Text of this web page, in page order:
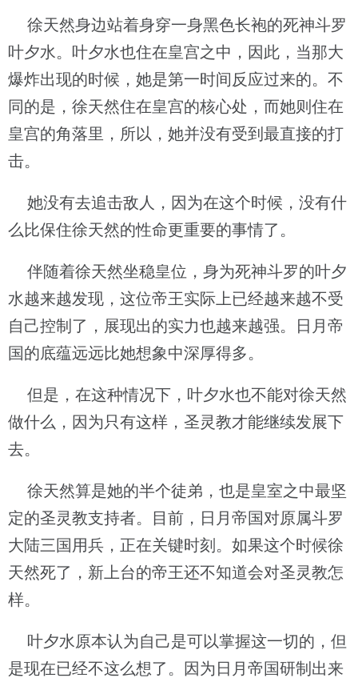
徐天然身边站着身穿一身黑色长袍的死神斗罗
叶夕水。叶夕水也住在皇宫之中，因此，当那大
爆炸出现的时候，她是第一时间反应过来的。不
同的是，徐天然住在皇宫的核心处，而她则住在
皇宫的角落里，所以，她并没有受到最直接的打
击。
她没有去追击敌人，因为在这个时候，没有什
么比保住徐天然的性命更重要的事情了。
伴随着徐天然坐稳皇位，身为死神斗罗的叶夕
水越来越发现，这位帝王实际上已经越来越不受
自己控制了，展现出的实力也越来越强。日月帝
国的底蕴远远比她想象中深厚得多。
但是，在这种情况下，叶夕水也不能对徐天然
做什么，因为只有这样，圣灵教才能继续发展下
去。
徐天然算是她的半个徒弟，也是皇室之中最坚
定的圣灵教支持者。目前，日月帝国对原属斗罗
大陆三国用兵，正在关键时刻。如果这个时候徐
天然死了，新上台的帝王还不知道会对圣灵教怎
样。
叶夕水原本认为自己是可以掌握这一切的，但
是现在已经不这么想了。因为日月帝国研制出来